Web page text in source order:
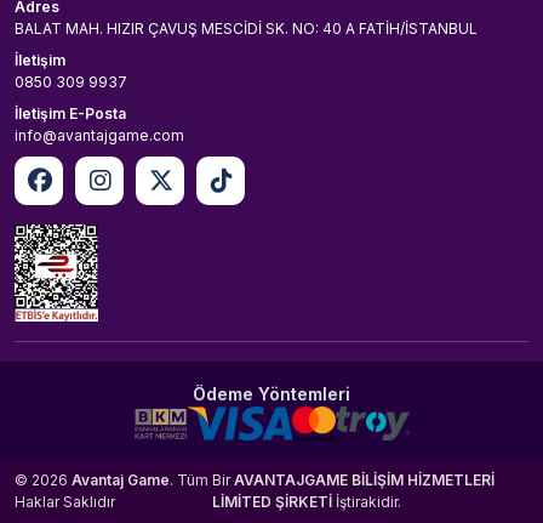
Adres
BALAT MAH. HIZIR ÇAVUŞ MESCİDİ SK. NO: 40 A FATİH/İSTANBUL
İletişim
0850 309 9937
İletişim E-Posta
info@avantajgame.com
Ödeme Yöntemleri
© 2026 Avantaj Game. Tüm
Haklar Saklıdır
BirAVANTAJGAME BİLİŞİM HİZMETLERİ
LİMİTED ŞİRKETİ İştirakidir.